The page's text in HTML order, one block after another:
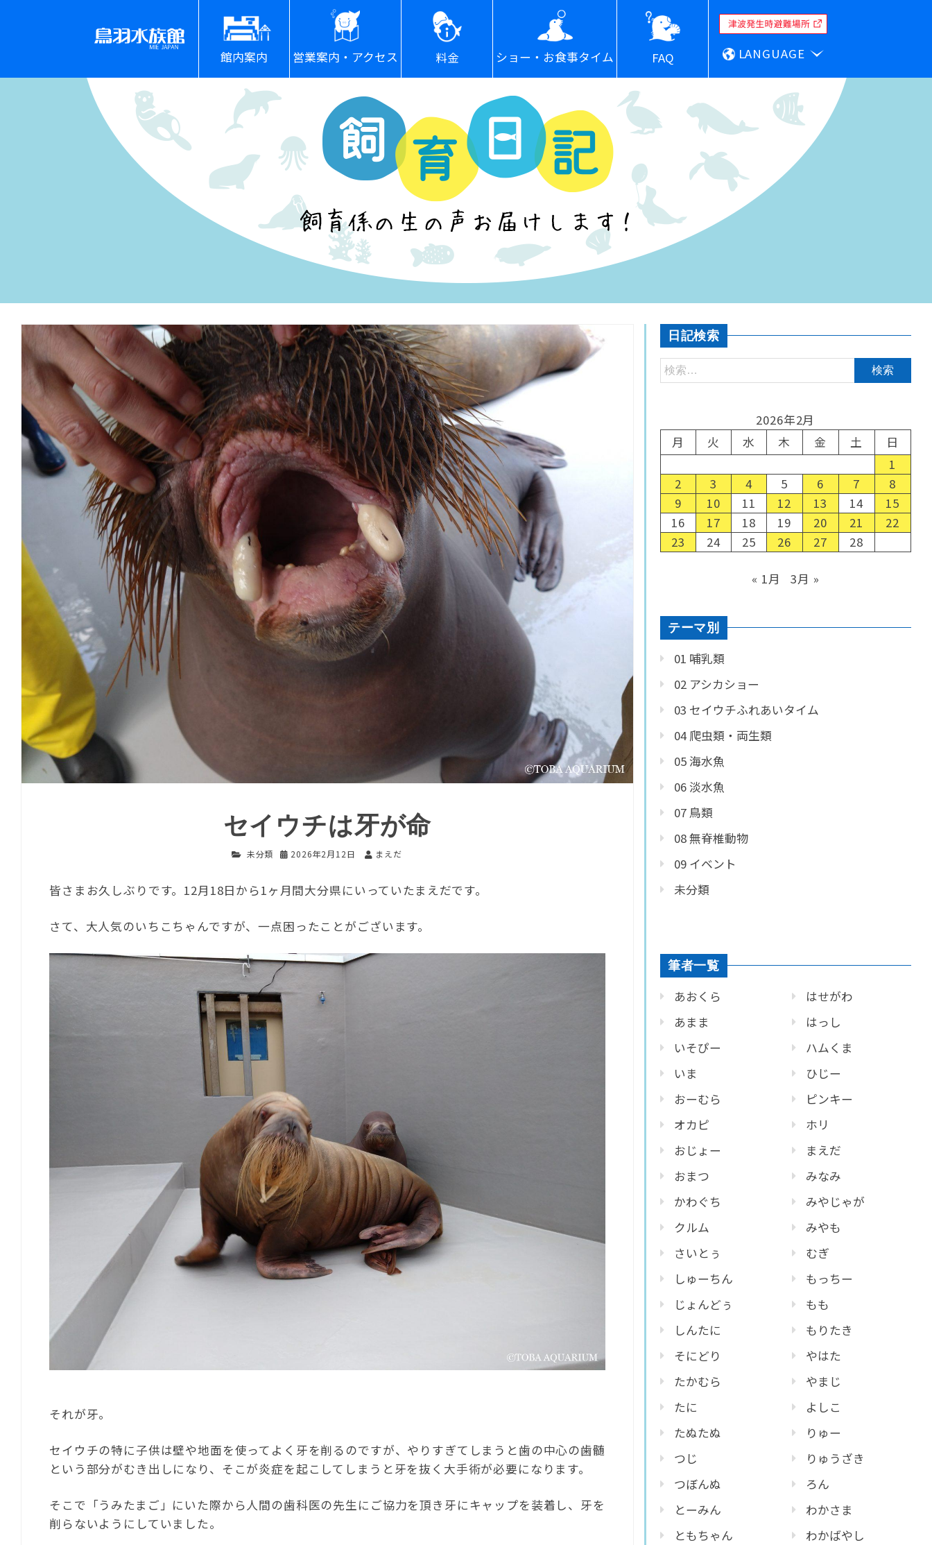
館内案内 営業案内・アクセス 料金 ショー・お食事タイム FAQ LANGUAGE
セイウチは牙が命
未分類 2026年2月12日 まえだ
皆さまお久しぶりです。12月18日から1ヶ月間大分県にいっていたまえだです。
さて、大人気のいちこちゃんですが、一点困ったことがございます。
それが牙。
セイウチの特に子供は壁や地面を使ってよく牙を削るのですが、やりすぎてしまうと歯の中心の歯髄
という部分がむき出しになり、そこが炎症を起こしてしまうと牙を抜く大手術が必要になります。
そこで「うみたまご」にいた際から人間の歯科医の先生にご協力を頂き牙にキャップを装着し、牙を
削らないようにしていました。
日記検索
2026年2月
月
火 水 木 金 土
日
1
2
3 4 5 6 7
8
9
10 11 12 13 14
15
16
17 18 19 20 21
22
23
24 25 26 27 28
« 1月 3月 »
テーマ別
01 哺乳類
02 アシカショー
03 セイウチふれあいタイム
04 爬虫類・両生類
05 海水魚
06 淡水魚
07 鳥類
08 無脊椎動物
09 イベント
未分類
筆者一覧
あおくら
あまま
いそぴー
いま
おーむら
オカピ
おじょー
おまつ
かわぐち
クルム
さいとぅ
しゅーちん
じょんどぅ
しんたに
そにどり
たかむら
たに
たぬたぬ
つじ
つぼんぬ
とーみん
ともちゃん
はせがわ
はっし
ハムくま
ひじー
ピンキー
ホリ
まえだ
みなみ
みやじゃが
みやも
むぎ
もっちー
もも
もりたき
やはた
やまじ
よしこ
りゅー
りゅうざき
ろん
わかさま
わかばやし